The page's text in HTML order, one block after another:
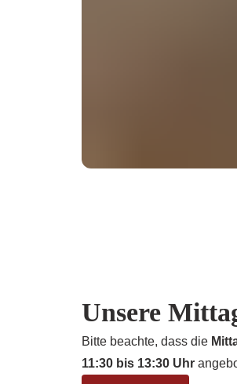
Unsere
Bitte beachte, dass die
11:30 bis 13:30 Uhr